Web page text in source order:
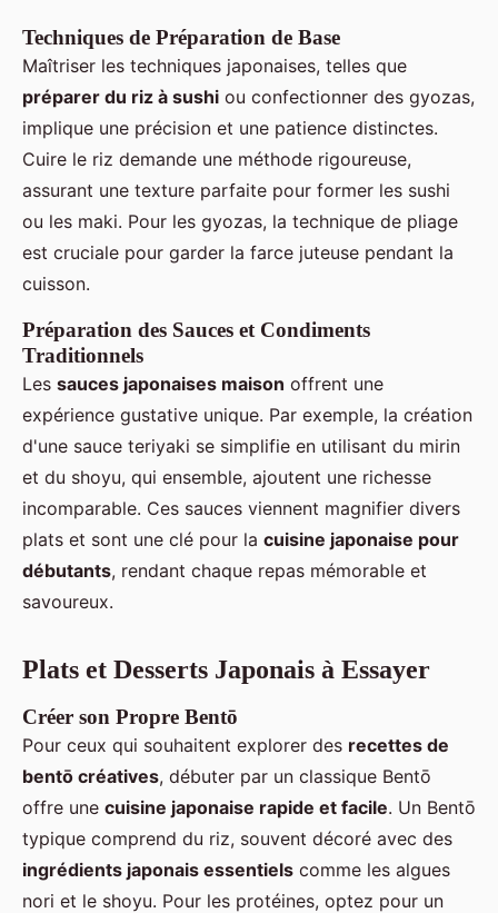
Techniques de Préparation de Base
Maîtriser les techniques japonaises, telles que
préparer du riz à sushi ou confectionner des gyozas,
implique une précision et une patience distinctes.
Cuire le riz demande une méthode rigoureuse,
assurant une texture parfaite pour former les sushi
ou les maki. Pour les gyozas, la technique de pliage
est cruciale pour garder la farce juteuse pendant la
cuisson.
Préparation des Sauces et Condiments
Traditionnels
Les sauces japonaises maison offrent une
expérience gustative unique. Par exemple, la création
d'une sauce teriyaki se simplifie en utilisant du mirin
et du shoyu, qui ensemble, ajoutent une richesse
incomparable. Ces sauces viennent magnifier divers
plats et sont une clé pour la cuisine japonaise pour
débutants, rendant chaque repas mémorable et
savoureux.
Plats et Desserts Japonais à Essayer
Créer son Propre Bentō
Pour ceux qui souhaitent explorer des recettes de
bentō créatives, débuter par un classique Bentō
offre une cuisine japonaise rapide et facile. Un Bentō
typique comprend du riz, souvent décoré avec des
ingrédients japonais essentiels comme les algues
nori et le shoyu. Pour les protéines, optez pour un